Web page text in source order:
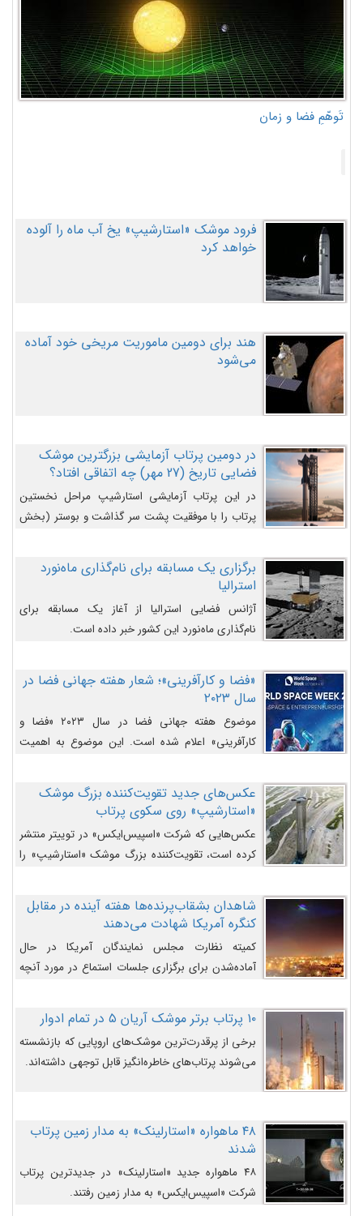
تَوهّمِ فضا و زمان
فرود موشک «استارشیپ» یخ آب ماه را آلوده
خواهد کرد
هند برای دومین ماموریت مریخی خود آماده
می‌شود
در دومین پرتاب آزمایشی بزرگترین موشک
فضایی تاریخ (27 مهر‌) چه اتفاقی افتاد؟
در این پرتاب آزمایشی استارشیپ مراحل نخستین
پرتاب را با موفقیت پشت سر گذاشت و بوستر (بخش
را وارد مسیر از پیش تعیین‌شده کند و سپس با یک
مکانیزم جدید با موفقیت از آن جدا شود. ‌
برگزاری یک مسابقه برای نام‌گذاری ماه‌نورد
استرالیا
آژانس فضایی استرالیا از آغاز یک مسابقه برای
نام‌گذاری ماه‌نورد این کشور خبر داده است.
«فضا و کارآفرینی»؛ شعار هفته جهانی فضا در
سال ۲۰۲۳
موضوع هفته جهانی فضا در سال ۲۰۲۳ «فضا و
کارآفرینی» اعلام شده است. این موضوع به اهمیت
روزافزون کارآفرینی در حوزه فضایی و مزایای جدیدی که
کارآفرینان این حوزه ایجاد می‌کنند، می‌پردازد.
عکس‌های جدید تقویت‌کننده بزرگ موشک
«استارشیپ» روی سکوی پرتاب
عکس‌هایی که شرکت «اسپیس‌ایکس» در توییتر منتشر
کرده است، تقویت‌کننده بزرگ موشک «استارشیپ» را
شاهدان بشقاب‌پرنده‌ها هفته آینده در مقابل
کنگره آمریکا شهادت می‌دهند
کمیته نظارت مجلس نمایندگان آمریکا در حال
آماده‌شدن برای برگزاری جلسات استماع در مورد آنچه
می‌دانند، است و قرار است افشاگران یوفوها هفته آینده
در مقابل آنها شهادت دهند.۱۰ پرتاب برتر موشک آریان ۵ در تمام ادوار
برخی از پرقدرت‌ترین موشک‌های اروپایی که بازنشسته
می‌شوند پرتاب‌های خاطره‌انگیز قابل توجهی داشته‌اند.
۴۸ ماهواره «استارلینک» به مدار زمین پرتاب
شدند
۴۸ ماهواره جدید «استارلینک» در جدیدترین پرتاب
شرکت «اسپیس‌ایکس» به مدار زمین رفتند.